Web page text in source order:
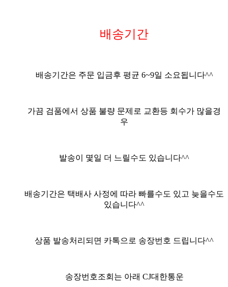
배송기간
배송기간은 주문 입금후 평균 6~9일 소요됩니다^^
가끔 검품에서 상품 불량 문제로 교환등 회수가 많을경
우
발송이 몇일 더 느릴수도 있습니다^^
배송기간은 택배사 사정에 따라 빠를수도 있고 늦을수도
있습니다^^
상품 발송처리되면 카톡으로 송장번호 드립니다^^
송장번호조회는 아래 CJ대한통운